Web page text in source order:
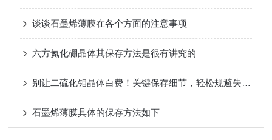
谈谈石墨烯薄膜在各个方面的注意事项
六方氮化硼晶体其保存方法是很有讲究的
别让二硫化钼晶体白费！关键保存细节，轻松规避失效风险
石墨烯薄膜具体的保存方法如下